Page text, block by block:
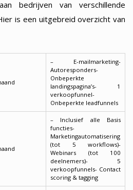
bedrijven van verschillende
is een uitgebreid overzicht van
– E-mailmarketing-
Autoresponders-
Onbeperkte
landingspagina’s- 1
verkoopfunnel-
Onbeperkte leadfunnels
– Inclusief alle Basis
functies-
Marketingautomatisering
(tot 5 workflows)-
Webinars (tot 100
deelnemers)- 5
verkoopfunnels- Contact
scoring & tagging